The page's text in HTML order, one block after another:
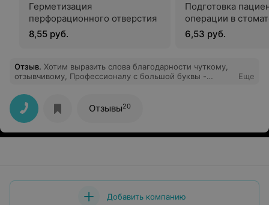
Герметизация
перфорационного отверстия
8,55 руб.
Подготовка
операции в
6,53 руб.
Отзыв. Хотим выразить слова благодарности чуткому,
отзывчивому, Профессионалу с большой буквы -
отличный подход к ребёнку, грамотное лечение. Мы
смело можем сказать :,, нам повезло с педиатром! ".
Большое спасибо!
Еще
Отзывы20
Добавить компанию